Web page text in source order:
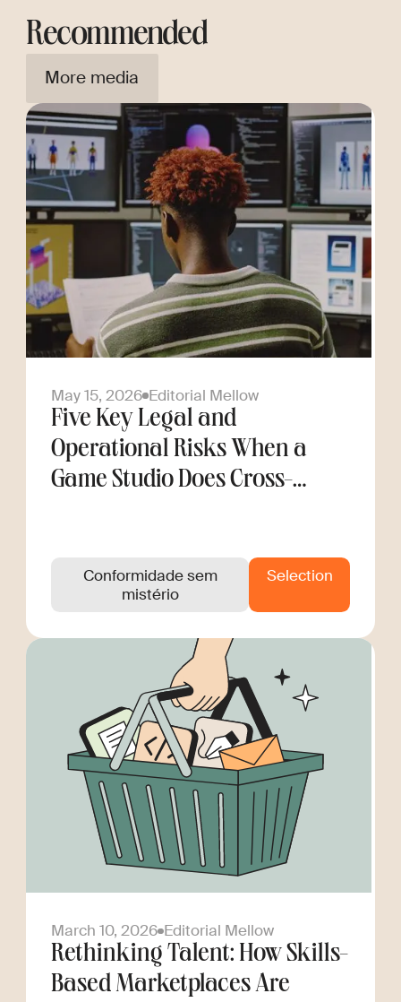
Recommended
More media
May 15, 2026 Editorial Mellow
Five Key Legal and
Operational Risks When a
Game Studio Does Cross-
Conformidade sem
mistério
Selection
March 10, 2026 Editorial Mellow
Rethinking Talent: How Skills-
Based Marketplaces Are